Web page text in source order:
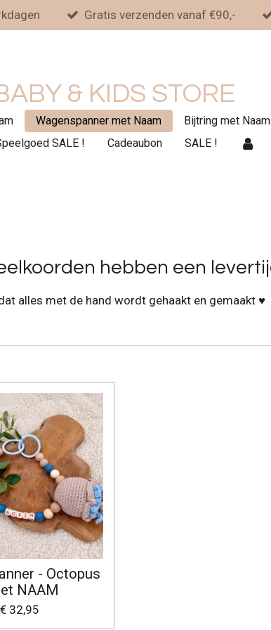
Gratis verzenden vanaf €90,-
& KIDS STORE
Wagenspanner met Naam
Bijtring met Naam
SALE ! Cadeaubon SALE !
hebben een
alles met de hand wordt gehaakt en gemaakt ♥
- Octopus
NAAM
€ 32,95